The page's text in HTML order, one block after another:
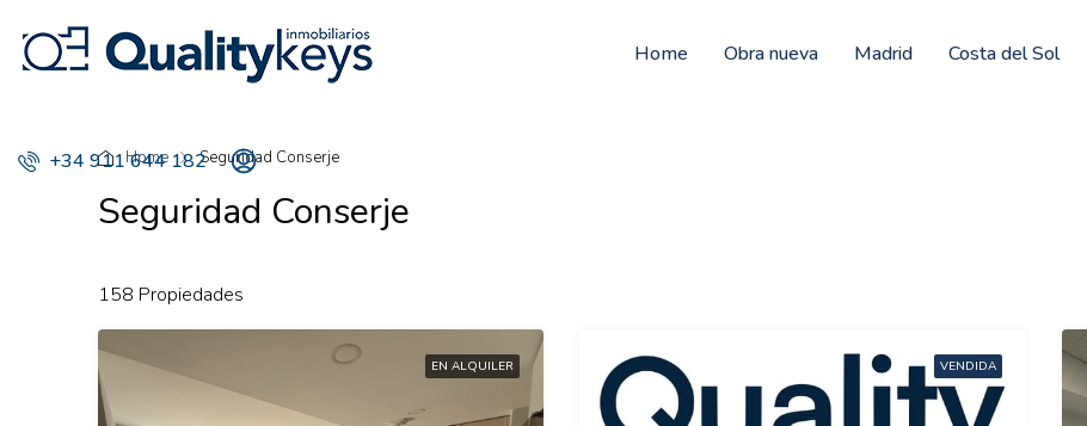
Home Obra nueva Madrid Costa del Sol
+34 911 644 182
Home Seguridad Conserje
Seguridad Conserje
158 Propiedades
EN ALQUILER VENDIDA